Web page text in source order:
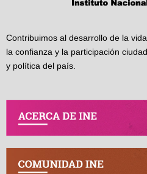
Contribuimos al desarrollo de la
la confianza y la participación
y política del país.